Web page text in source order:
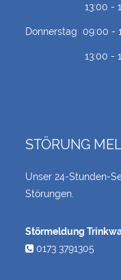
13:00 -
Donnerstag 09:00 -
13:00 -
STÖRUNG
Unser 24-Stunden-
Störungen.
Störmeldung
0173 3791305